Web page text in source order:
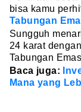
bisa kamu
Tabungan
Sungguh
24 karat
Tabungan
Baca juga:
Mana yang